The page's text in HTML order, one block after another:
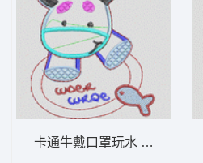
卡通牛戴口罩玩水